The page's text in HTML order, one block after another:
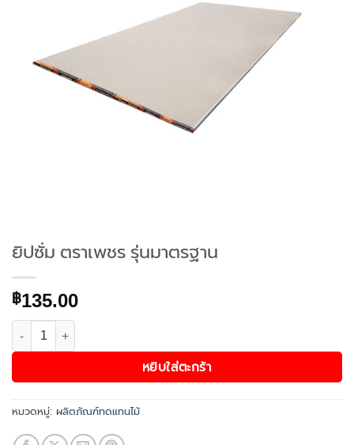
ยิปซั่ม ตราเพชร รุ่นมาตรฐาน
฿135.00
จำนวน ยิปซั่ม ตราเพชร รุ่นมาตรฐาน ชิ้น
หยิบใส่ตะกร้า
หมวดหมู่: ผลิตภัณฑ์ทดแทนไม้